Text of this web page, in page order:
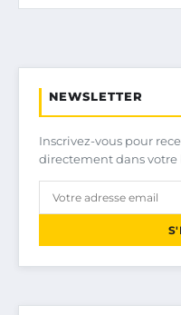
NEWSLETTER
Inscrivez-vous pour
directement dans votre